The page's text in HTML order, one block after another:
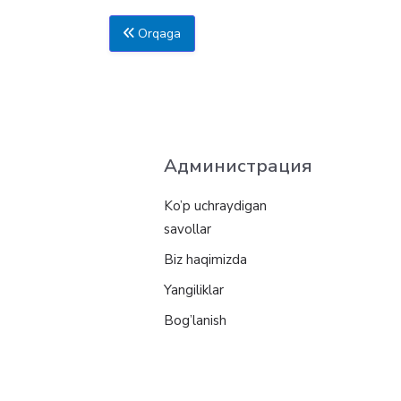
Orqaga
Администрация
Ko’p uchraydigan
savollar
Biz haqimizda
Yangiliklar
Bog’lanish